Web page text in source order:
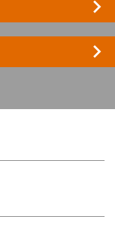
keyboard_arrow_right
keyboard_arrow_right